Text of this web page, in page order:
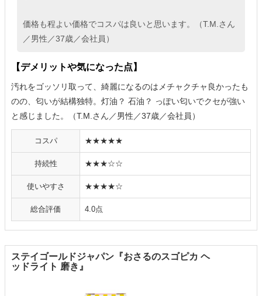
価格も程よい価格でコスパは良いと思います。（T.M.さん
／男性／37歳／会社員）
【デメリットや気になった点】
汚れをゴッソリ取って、綺麗になるのはメチャクチャ良かったも
のの、匂いが結構独特。灯油？ 石油？ っぽい匂いでクセが強い
と感じました。（T.M.さん／男性／37歳／会社員）
コスパ ★★★★★
持続性 ★★★☆☆
使いやすさ ★★★★☆
総合評価 4.0点
ステイゴールドジャパン『おさるのスゴピカ ヘ
ッドライト 磨き』